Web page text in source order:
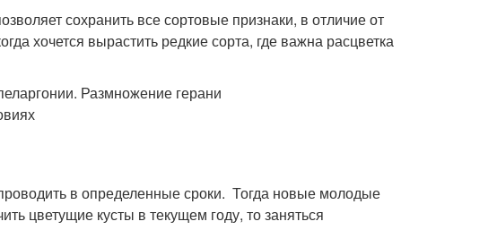
сохранить все сортовые признаки, в отличие от
хочется вырастить редкие сорта, где важна расцветка
в определенные сроки. Тогда новые молодые
цветущие кусты в текущем году, то заняться